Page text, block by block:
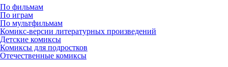
По фильмам
По играм
По мультфильмам
Комикс-версии литературных произведений
Детские комиксы
Комиксы для подростков
Отечественные комиксы